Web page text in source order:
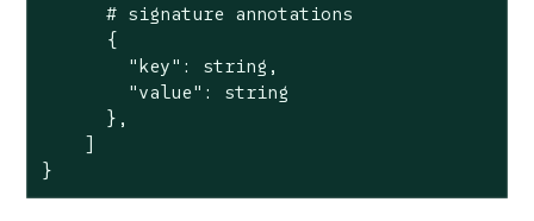
      # signature annotations
      {
        "key": string,
        "value": string
      },
    ]
}